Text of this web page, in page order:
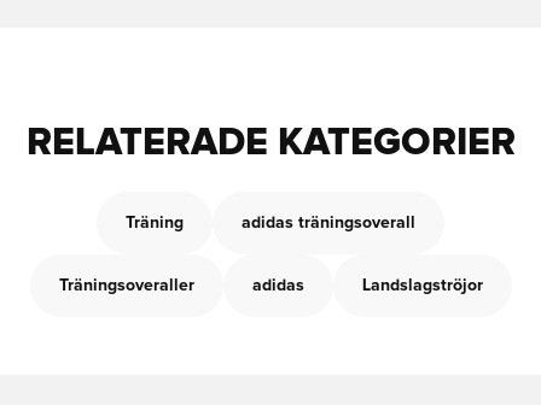
RELATERADE KATEGORIER
Träning adidas träningsoverall
Träningsoveraller adidas Landslagströjor